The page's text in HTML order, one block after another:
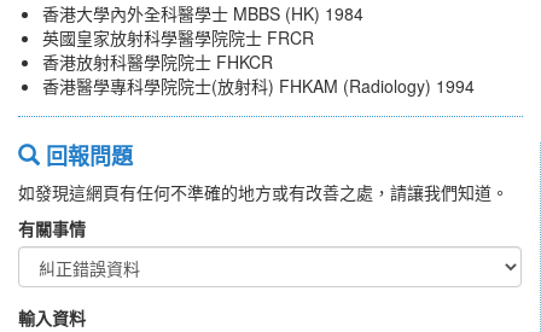
香港大學內外全科醫學士 MBBS (HK) 1984
英國皇家放射科學醫學院院士 FRCR
香港放射科醫學院院士 FHKCR
香港醫學專科學院院士(放射科) FHKAM (Radiology) 1994
回報問題
如發現這網頁有任何不準確的地方或有改善之處，請讓我們知道。
有關事情
輸入資料